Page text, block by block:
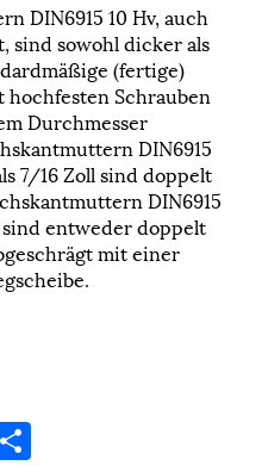
DIN6915 10 Hv, auch
sind sowohl dicker als
(fertige)
Schrauben
Durchmesser
DIN6915
7/16 Zoll sind doppelt
DIN6915
sind entweder doppelt
mit einer